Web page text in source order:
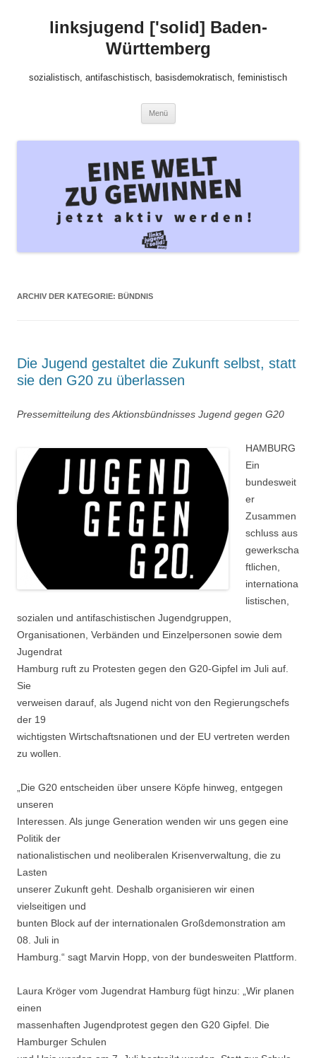
springenlinksjugend ['solid] Baden-
Württemberg
sozialistisch, antifaschistisch, basisdemokratisch, feministisch
Menü
ARCHIV DER KATEGORIE: BÜNDNIS
Die Jugend gestaltet die Zukunft selbst, statt
sie den G20 zu überlassen
Pressemitteilung des Aktionsbündnisses Jugend gegen G20
HAMBURG
Ein
bundesweit
er
Zusammen
schluss aus
gewerkscha
ftlichen,
internationa
listischen,
sozialen und antifaschistischen Jugendgruppen,
Organisationen, Verbänden und Einzelpersonen sowie dem
Jugendrat
Hamburg ruft zu Protesten gegen den G20-Gipfel im Juli auf.
Sie
verweisen darauf, als Jugend nicht von den Regierungschefs
der 19
wichtigsten Wirtschaftsnationen und der EU vertreten werden
zu wollen.
„Die G20 entscheiden über unsere Köpfe hinweg, entgegen
unseren
Interessen. Als junge Generation wenden wir uns gegen eine
Politik der
nationalistischen und neoliberalen Krisenverwaltung, die zu
Lasten
unserer Zukunft geht. Deshalb organisieren wir einen
vielseitigen und
bunten Block auf der internationalen Großdemonstration am
08. Juli in
Hamburg.“ sagt Marvin Hopp, von der bundesweiten Plattform.
Laura Kröger vom Jugendrat Hamburg fügt hinzu: „Wir planen
einen
massenhaften Jugendprotest gegen den G20 Gipfel. Die
Hamburger Schulen